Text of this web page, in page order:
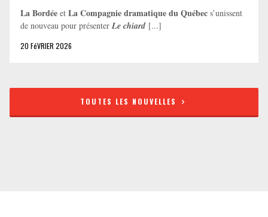
La Bordée et La Compagnie dramatique du Québec s’unissent
de nouveau pour présenter Le chiard [...]
20 FéVRIER 2026
TOUTES LES NOUVELLES